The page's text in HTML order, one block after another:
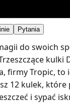
Pytania
do swoich
kulki
firmy Tropic, to
12 kulek, które
i sypać